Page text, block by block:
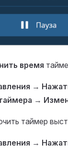
время
→
→
таймер
→